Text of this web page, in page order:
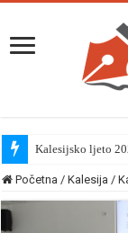
Kalesijsko ljeto
Početna / Kalesija /